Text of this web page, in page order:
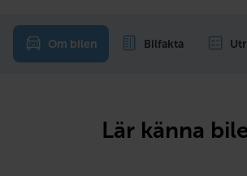
Om bilen Bilfakta
Lär känna